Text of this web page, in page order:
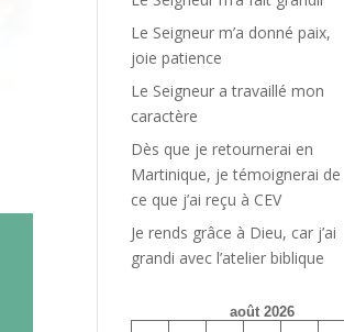
Le Seigneur m’a donné paix,
joie patience
Le Seigneur a travaillé mon
caractère
Dès que je retournerai en
Martinique, je témoignerai de
ce que j’ai reçu à CEV
Je rends grâce à Dieu, car j’ai
grandi avec l’atelier biblique
août 2026